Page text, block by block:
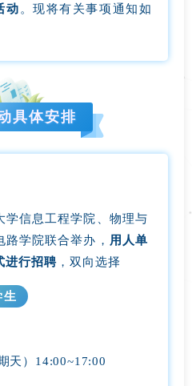
动 。现将有关事项通知如
具体安排
学信息工程学院、物理与
学院联合举办， 用人单
进行招聘 ，双向选择
天）14:00~17:00